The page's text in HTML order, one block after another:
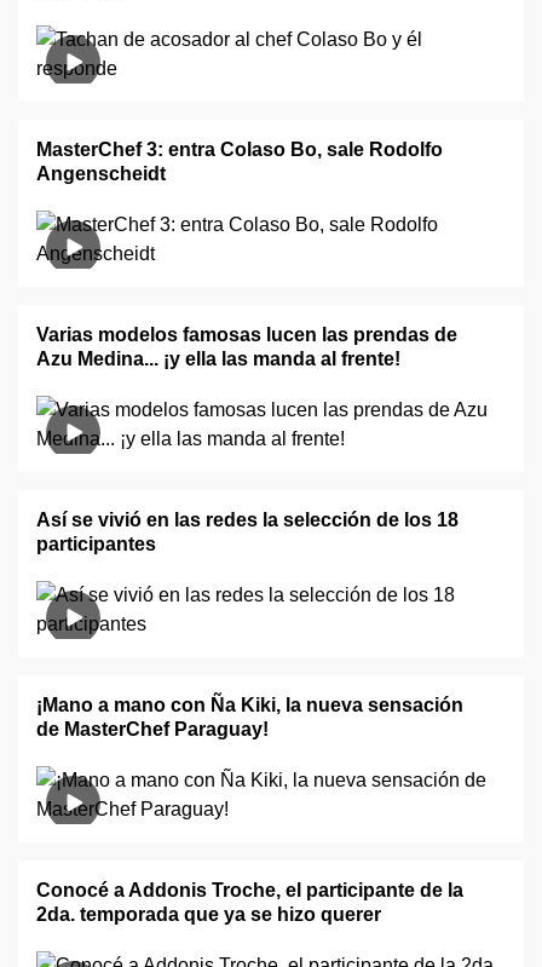
MasterChef 3: entra Colaso Bo, sale Rodolfo
Angenscheidt
Varias modelos famosas lucen las prendas de
Azu Medina... ¡y ella las manda al frente!
Así se vivió en las redes la selección de los 18
participantes
¡Mano a mano con Ña Kiki, la nueva sensación
de MasterChef Paraguay!
Conocé a Addonis Troche, el participante de la
2da. temporada que ya se hizo querer